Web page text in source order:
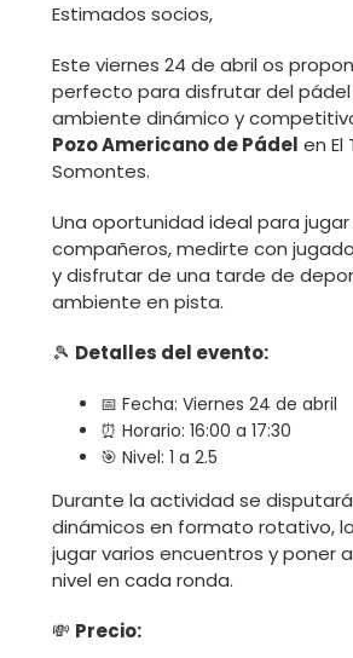
Estimados socios,
Este viernes 24 de abril os
perfecto para disfrutar del pádel
ambiente dinámico y
Pozo Americano de Pádel en El
Somontes.
Una oportunidad ideal para
compañeros, medirte con
y disfrutar de una tarde de
ambiente en pista.
🎾 Detalles del evento:
📅 Fecha: Viernes 24 de abril
⏰ Horario: 16:00 a 17:30
🎯 Nivel: 1 a 2.5
Durante la actividad se
dinámicos en formato rotativo,
jugar varios encuentros y poner
nivel en cada ronda.
💸 Precio: